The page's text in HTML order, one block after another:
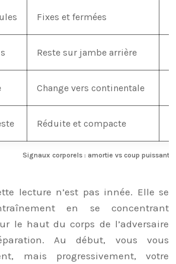
Signaux corporels : amortie vs coup puissant
Fixes et fermées
Reste sur jambe arrière
Change vers continentale
Réduite et compacte
lecture n’est pas innée. Elle se
en se concentrant
le haut du corps de l’adversaire
Au début, vous vous
mais progressivement, votre